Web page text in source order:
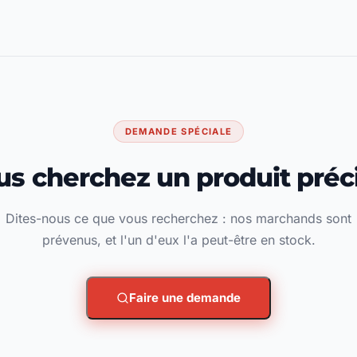
DEMANDE SPÉCIALE
cherchez un produit
Dites-nous ce que vous recherchez : nos marchands sont
prévenus, et l'un d'eux l'a peut-être en stock.
Faire une demande